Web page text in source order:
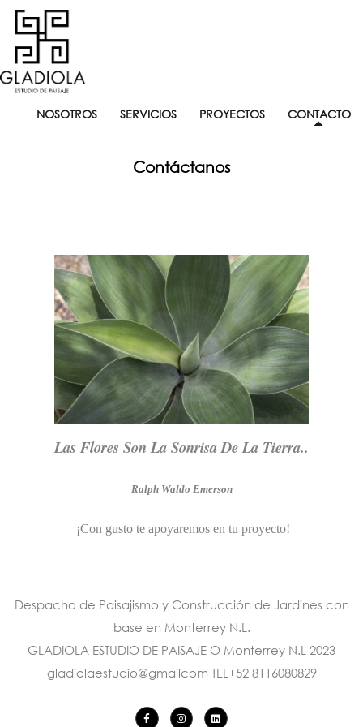
NOSOTROS SERVICIOS PROYECTOS CONTACTO
Contáctanos
Las Flores Son La Sonrisa De La Tierra..
Ralph Waldo Emerson
¡Con gusto te apoyaremos en tu proyecto!
Despacho de Paisajismo y Construcción de Jardines con
base en Monterrey N.L.
GLADIOLA ESTUDIO DE PAISAJE O Monterrey N.L 2023
gladiolaestudio@gmailcom TEL+52 8116080829